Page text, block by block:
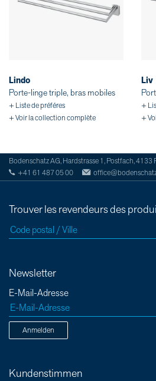
Lindo
Porte-linge triple, bras mobiles
+ Liste de préféres
+ Voir la collection complète
Liv
+
+
Bodenschatz AG, Hardstrasse 1, Postfach, 4133
+41 61 487 05 00
Trouver les revendeurs des
Newsletter
E-Mail-Adresse
Anmelden
Kundenstimmen